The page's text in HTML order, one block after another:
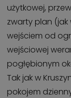
użytkowej,
zwarty plan (jak
wejściem od
wejściowej
pogłębionym
Tak jak w
pokojem